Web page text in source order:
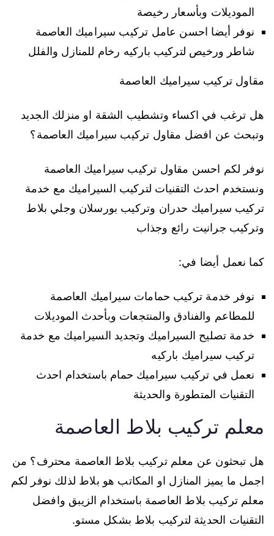
الموديلات وبأسعار رخيصة
نوفر أيضا احسن عامل تركيب سيراميك العاصمة
شاطر ورخيص لتركيب باركيه رخام للمنازل والفلل
مقاول تركيب سيراميك العاصمة
هل ترغب في اكساء وتشطيب الشقة او منزلك الجديد
وتبحث عن افضل مقاول تركيب سيراميك العاصمة؟
نوفر لكم احسن مقاول تركيب سيراميك العاصمة
ونستخدم احدث التقنيات لتركيب السيراميك مع خدمة
تركيب سيراميك حدران وتركيب بورسلان وجلي بلاط
وتركيب جرانيت رائع وجذاب
كما نعمل أيضا في:
نوفر خدمة تركيب حمامات سيراميك العاصمة
للمطاعم والفنادق والمنتجعات وبأحدث الموديلات
خدمة تصليح السيراميك وتجديد السيراميك مع خدمة
تركيب سيراميك باركيه
نعمل في تركيب سيراميك حمام باستخدام احدث
التقنيات المتطورة والحديثة
معلم تركيب بلاط العاصمة
هل تبحثون عن معلم تركيب بلاط العاصمة محترف؟ من
اجمل ما يميز المنازل او المكاتب هو بلاط لذلك نوفر لكم
معلم تركيب بلاط العاصمة باستخدام الزيبق وافضل
التقنيات الحديثة لتركيب بلاط بشكل مستو.